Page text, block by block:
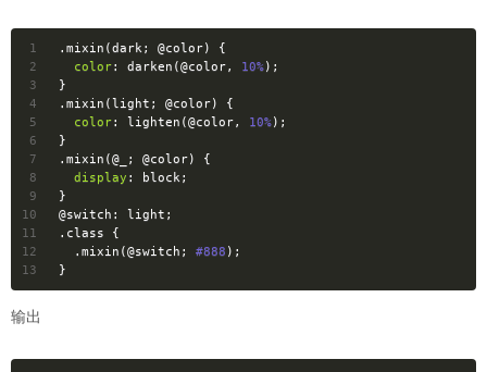
1
2
3
4
5
6
7
8
9
10
11
12
13
.mixin (dark; @color) {
color: darken(@color, 10%);
}
.mixin (light; @color) {
color: lighten(@color, 10%);
}
.mixin (@_ ; @color) {
display : block;
}
@switch:
light;
.class {
.mixin (@switch ; #888 );
}
输出